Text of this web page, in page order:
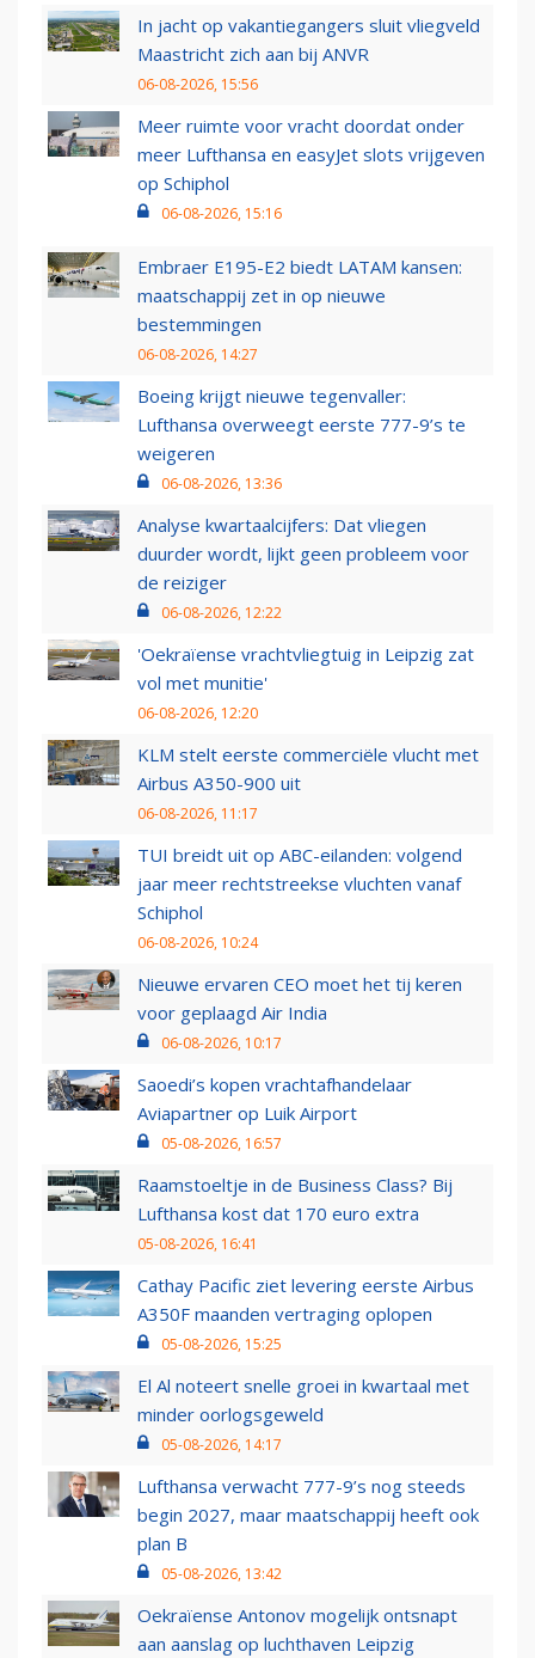
In jacht op vakantiegangers sluit vliegveld
Maastricht zich aan bij ANVR
06-08-2026, 15:56
Meer ruimte voor vracht doordat onder
meer Lufthansa en easyJet slots vrijgeven
op Schiphol
06-08-2026, 15:16
Embraer E195-E2 biedt LATAM kansen:
maatschappij zet in op nieuwe
bestemmingen
06-08-2026, 14:27
Boeing krijgt nieuwe tegenvaller:
Lufthansa overweegt eerste 777-9’s te
weigeren
06-08-2026, 13:36
Analyse kwartaalcijfers: Dat vliegen
duurder wordt, lijkt geen probleem voor
de reiziger
06-08-2026, 12:22
'Oekraïense vrachtvliegtuig in Leipzig zat
vol met munitie'
06-08-2026, 12:20
KLM stelt eerste commerciële vlucht met
Airbus A350-900 uit
06-08-2026, 11:17
TUI breidt uit op ABC-eilanden: volgend
jaar meer rechtstreekse vluchten vanaf
Schiphol
06-08-2026, 10:24
Nieuwe ervaren CEO moet het tij keren
voor geplaagd Air India
06-08-2026, 10:17
Saoedi’s kopen vrachtafhandelaar
Aviapartner op Luik Airport
05-08-2026, 16:57
Raamstoeltje in de Business Class? Bij
Lufthansa kost dat 170 euro extra
05-08-2026, 16:41
Cathay Pacific ziet levering eerste Airbus
A350F maanden vertraging oplopen
05-08-2026, 15:25
El Al noteert snelle groei in kwartaal met
minder oorlogsgeweld
05-08-2026, 14:17
Lufthansa verwacht 777-9’s nog steeds
begin 2027, maar maatschappij heeft ook
plan B
05-08-2026, 13:42
Oekraïense Antonov mogelijk ontsnapt
aan aanslag op luchthaven Leipzig